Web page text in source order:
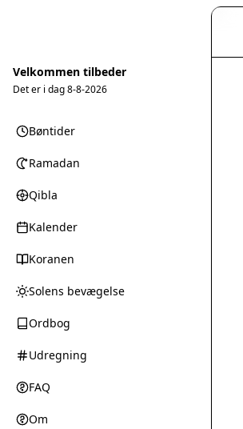
Velkommen tilbeder
Det er i dag8-8-2026
Bøntider
Ramadan
Qibla
Kalender
Koranen
Solens bevægelse
Ordbog
Udregning
FAQ
Om